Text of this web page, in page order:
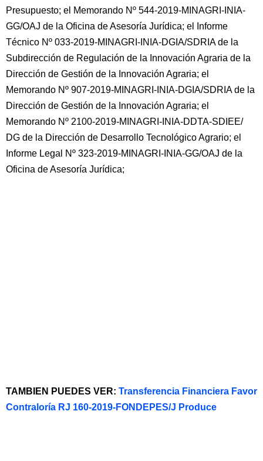
Presupuesto; el Memorando Nº 544-2019-MINAGRI-INIA-
GG/OAJ de la Oficina de Asesoría Jurídica; el Informe
Técnico Nº 033-2019-MINAGRI-INIA-DGIA/SDRIA de la
Subdirección de Regulación de la Innovación Agraria de la
Dirección de Gestión de la Innovación Agraria; el
Memorando Nº 907-2019-MINAGRI-INIA-DGIA/SDRIA de la
Dirección de Gestión de la Innovación Agraria; el
Memorando Nº 2100-2019-MINAGRI-INIA-DDTA-SDIEE/
DG de la Dirección de Desarrollo Tecnológico Agrario; el
Informe Legal Nº 323-2019-MINAGRI-INIA-GG/OAJ de la
Oficina de Asesoría Jurídica;
TAMBIEN PUEDES VER: Transferencia Financiera Favor
Contraloría RJ 160-2019-FONDEPES/J Produce